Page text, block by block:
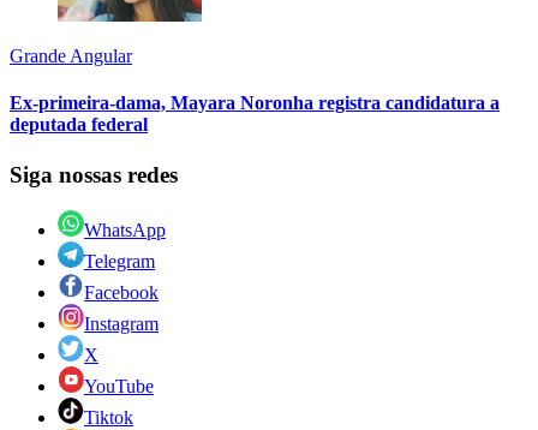
Grande Angular
Ex-primeira-dama, Mayara Noronha registra candidatura a
deputada federal
Siga nossas redes
WhatsApp
Telegram
Facebook
Instagram
X
YouTube
Tiktok